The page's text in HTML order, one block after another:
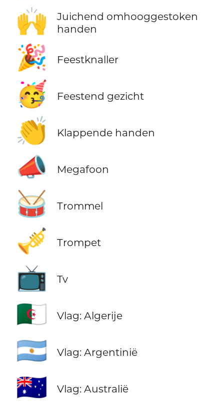
🙌
Juichend omhooggestoken
handen
🎉 Feestknaller
🥳 Feestend gezicht
👏 Klappende handen
📣 Megafoon
🥁 Trommel
🎺 Trompet
📺 Tv
🇩🇿 Vlag: Algerije
🇦🇷 Vlag: Argentinië
🇦🇺 Vlag: Australië